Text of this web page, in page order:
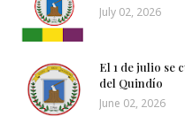
July 02, 2026
El 1 de julio se
del Quindío
June 02, 2026